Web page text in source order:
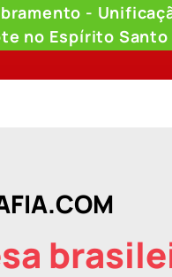
-
no Espírito Santo